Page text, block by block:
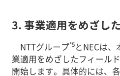
3. 事業適用をめざし
NTTグループ*5とNECは、
業適用をめざしたフィール
開始します。具体的には、